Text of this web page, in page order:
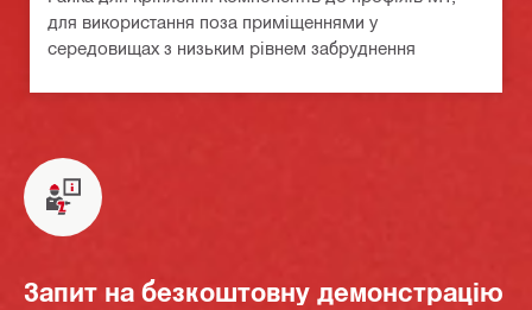
для використання поза приміщеннями у
середовищах з низьким рівнем забруднення
Запит на безкоштовну демонстрацію